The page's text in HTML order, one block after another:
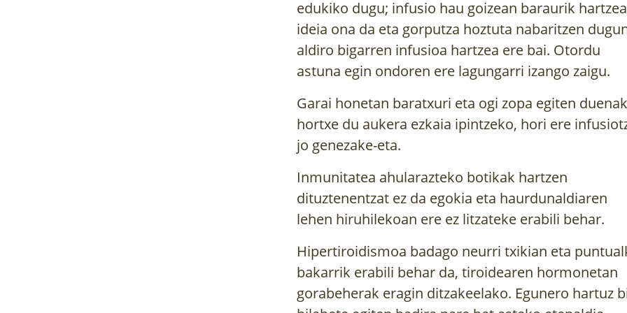
edukiko dugu; infusio hau goizean baraurik hartzea
ideia ona da eta gorputza hoztuta nabaritzen
aldiro bigarren infusioa hartzea ere bai. Otordu
astuna egin ondoren ere lagungarri izango zaigu.
Garai honetan baratxuri eta ogi zopa egiten duenak
hortxe du aukera ezkaia ipintzeko, hori ere
jo genezake-eta.
Inmunitatea ahularazteko botikak hartzen
dituztenentzat ez da egokia eta haurdunaldiaren
lehen hiruhilekoan ere ez litzateke erabili behar.
Hipertiroidismoa badago neurri txikian eta
bakarrik erabili behar da, tiroidearen hormonetan
gorabeherak eragin ditzakeelako. Egunero hartuz